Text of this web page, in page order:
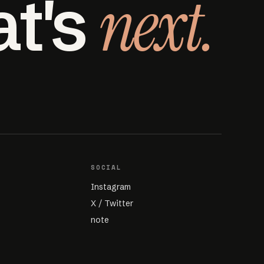
next.
SOCIAL
Instagram
X / Twitter
note